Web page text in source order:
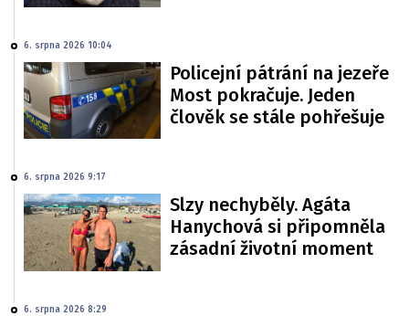
6. srpna 2026 10:04
Policejní pátrání na jezeře
Most pokračuje. Jeden
člověk se stále pohřešuje
6. srpna 2026 9:17
Slzy nechyběly. Agáta
Hanychová si připomněla
zásadní životní moment
6. srpna 2026 8:29